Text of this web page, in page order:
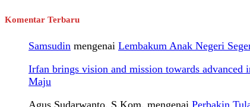
Komentar Terbaru
Samsudin mengenai Lembakum Anak Negeri
Irfan brings vision and mission towards advanced
Maju
Agus Sudarwanto, S.Kom. mengenai Perbakin